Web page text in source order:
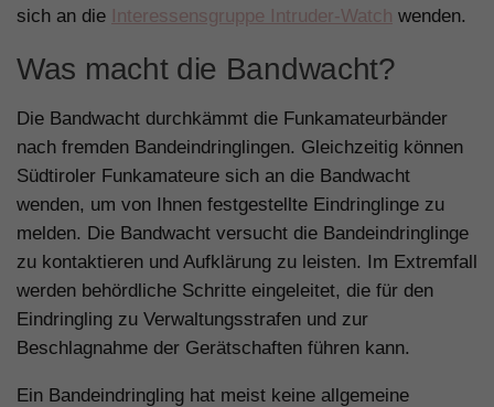
sich an die Interessensgruppe Intruder-Watch wenden.
Was macht die Bandwacht?
Die Bandwacht durchkämmt die Funkamateurbänder
nach fremden Bandeindringlingen. Gleichzeitig können
Südtiroler Funkamateure sich an die Bandwacht
wenden, um von Ihnen festgestellte Eindringlinge zu
melden. Die Bandwacht versucht die Bandeindringlinge
zu kontaktieren und Aufklärung zu leisten. Im Extremfall
werden behördliche Schritte eingeleitet, die für den
Eindringling zu Verwaltungsstrafen und zur
Beschlagnahme der Gerätschaften führen kann.
Ein Bandeindringling hat meist keine allgemeine